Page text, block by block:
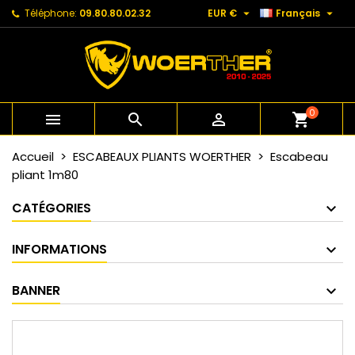
Téléphone: 09.80.80.02.32 Français 
EUR € 
   shopping_cart0
Accueil ESCABEAUX PLIANTS WOERTHER
Escabeau
pliant 1m80
CATÉGORIES
INFORMATIONS
BANNER